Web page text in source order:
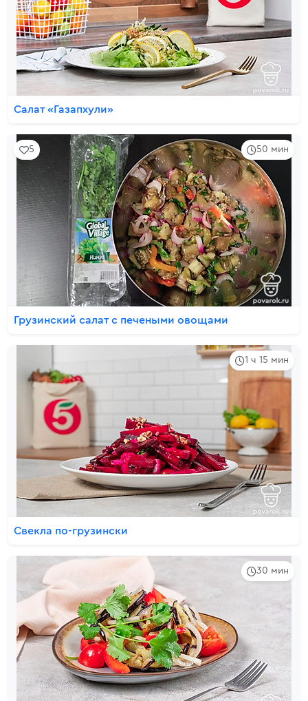
Салат «Газапхули»
50 мин
5
Грузинский салат с печеными овощами
1 ч 15 мин
Свекла по-грузински
30 мин